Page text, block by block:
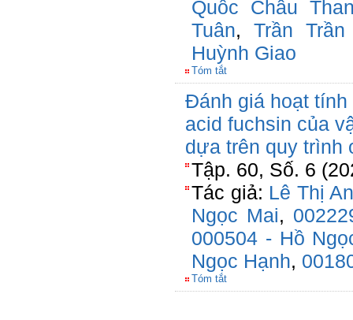
Quốc Châu
Tuân,Trần
Huỳnh Giao
Tóm tắt
Đánh giá hoạt
acid fuchsin của
dựa trên quy trình
Tập. 60, Số. 6
Tác giả: Lê Thị
Ngọc Mai,
000504 - Hồ
Ngọc Hạnh,
Tóm tắt